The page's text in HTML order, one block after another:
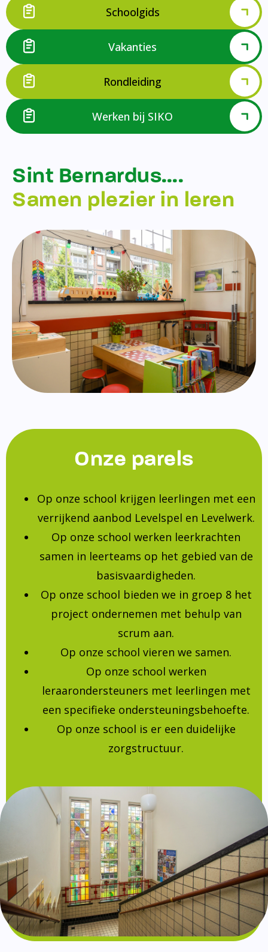
Schoolgids
Vakanties
Rondleiding
Werken bij SIKO
Sint Bernardus….
Samen plezier in leren
Onze parels
Op onze school krijgen leerlingen met een
verrijkend aanbod Levelspel en Levelwerk.
Op onze school werken leerkrachten
samen in leerteams op het gebied van de
basisvaardigheden.
Op onze school bieden we in groep 8 het
project ondernemen met behulp van
scrum aan.
Op onze school vieren we samen.
Op onze school werken
leraarondersteuners met leerlingen met
een specifieke ondersteuningsbehoefte.
Op onze school is er een duidelijke
zorgstructuur.